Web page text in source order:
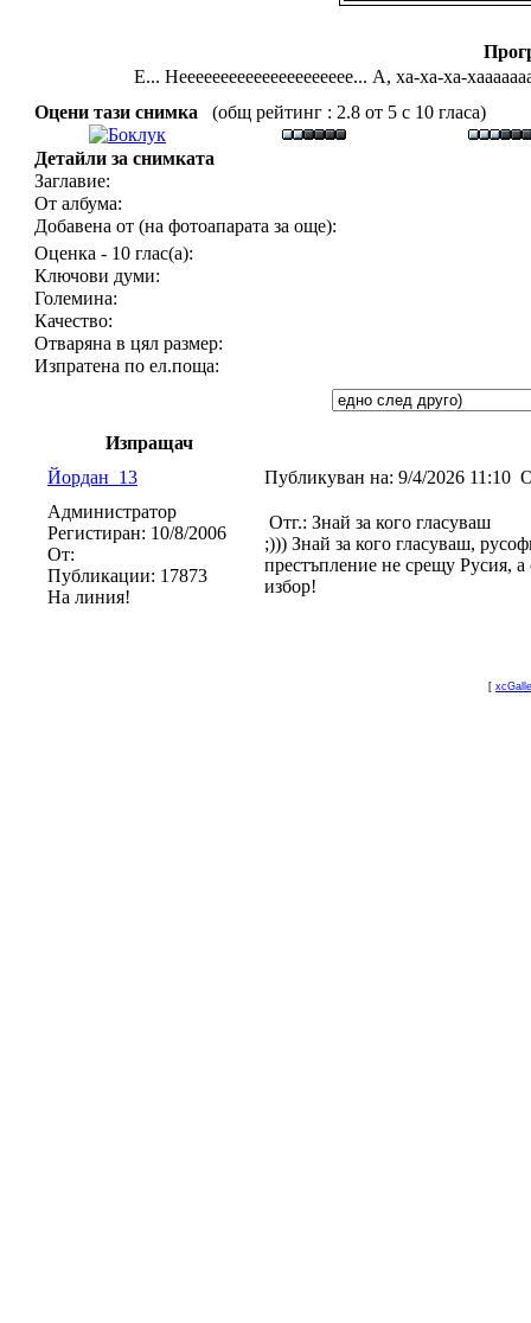
Е... Неееееееееееееееееееее... А, ха-ха-ха-
Оцени тази снимка
(общ рейтинг : 2.8 от 5 с 10 гласа)
Детайли за снимката
Заглавие:
От албума:
Добавена от (на фотоапарата за още):
Оценка - 10 глас(а):
Ключови думи:
Големина:
Качество:
Отваряна в цял размер:
Изпратена по ел.поща:
Изпращач
Йордан_13
Публикуван на: 9/4/2026 11:10
Администратор
Регистиран: 10/8/2006
От:
Публикации: 17873
На линия!
Отг.: Знай за кого гласуваш
;))) Знай за кого гласуваш,
престъпление не срещу Русия,
избор!
[